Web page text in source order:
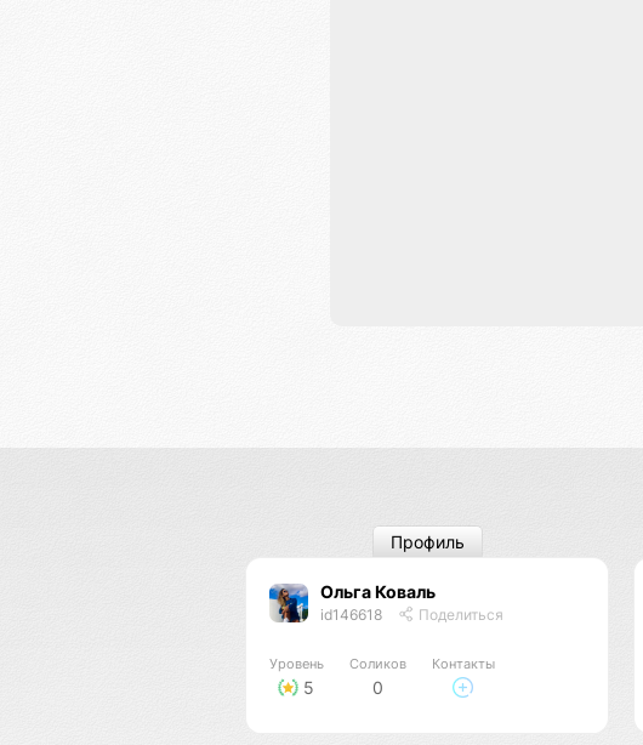
Ольга Коваль
id146618 Поделиться
Уровень
5
Соликов
0
Контакты
Профиль